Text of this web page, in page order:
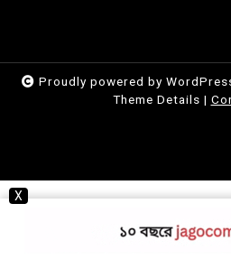
Proudly powered by
Theme Details |
X